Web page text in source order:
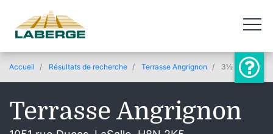
Accueil Résultats de recherche Terrasse Angrignon 3½
Terrasse Angrignon